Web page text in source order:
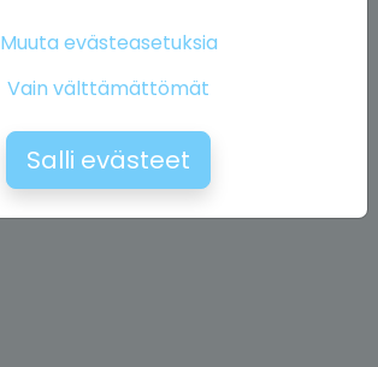
Muuta evästeasetuksia
Vain välttämättömät
Salli evästeet